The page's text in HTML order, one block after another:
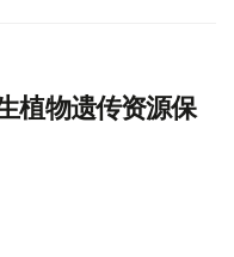
植物遗传资源保